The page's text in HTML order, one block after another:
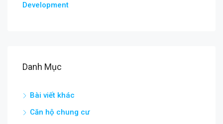
Development
Danh Mục
Bài viết khác
Căn hộ chung cư